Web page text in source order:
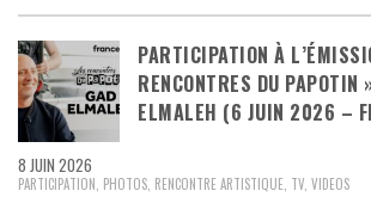
PARTICIPATION À
RENCONTRES DU PAPOTIN
ELMALEH (6 JUIN 2026 –
8 JUIN 2026
PARTICIPATION, PHOTOS, RENCONTRE ARTISTIQUE, TV, VIDEOS